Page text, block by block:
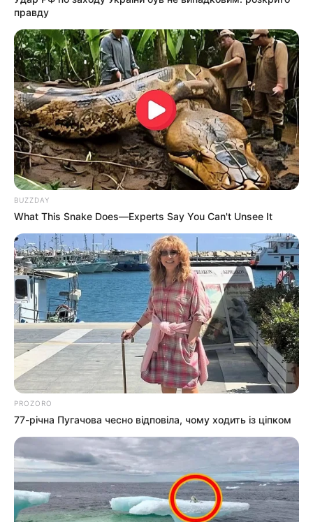
правду
BUZZDAY
What This Snake Does—Experts Say You Can't Unsee It
PROZORO
77-річна Пугачова чесно відповіла, чому ходить із ціпком